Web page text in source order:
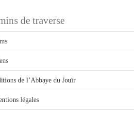
de traverse
de l’Abbaye du Jouïr
légales